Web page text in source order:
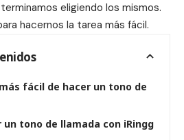
eligiendo los mismos.
hacernos la tarea más fácil.
fácil de hacer un tono de
un tono de llamada con iRingg